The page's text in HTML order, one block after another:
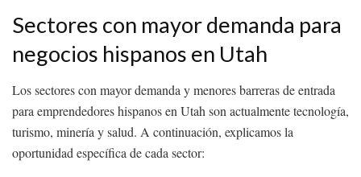
Sectores con mayor demanda para
negocios hispanos en Utah
Los sectores con mayor demanda y menores barreras de entrada
para emprendedores hispanos en Utah son actualmente tecnología,
turismo, minería y salud. A continuación, explicamos la
oportunidad específica de cada sector: